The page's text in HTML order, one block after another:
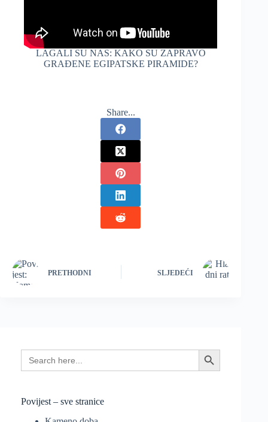
LAGALI SU NAS: KAKO SU ZAPRAVO
GRAĐENE EGIPATSKE PIRAMIDE?
Share...
PRETHODNI SLJEDEĆI
Search
for:
Search Button
Povijest – sve stranice